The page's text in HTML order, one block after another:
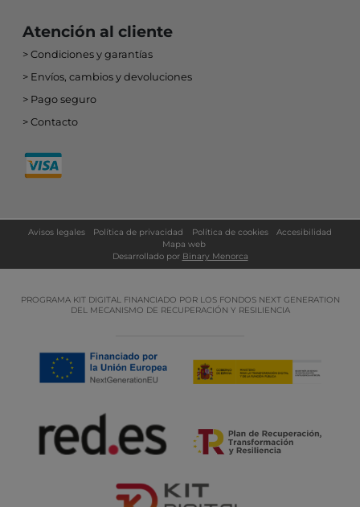
Atención al cliente
Condiciones y garantías
Envíos, cambios y devoluciones
Pago seguro
Contacto
Avisos legales Política de privacidad Política de cookies
Accesibilidad
Mapa web
Desarrollado por Binary Menorca
PROGRAMA KIT DIGITAL FINANCIADO POR LOS FONDOS NEXT GENERATION
DEL MECANISMO DE RECUPERACIÓN Y RESILIENCIA